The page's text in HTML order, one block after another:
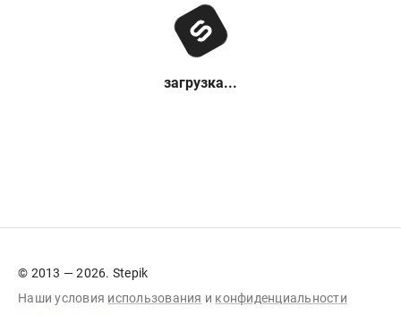
загрузка...
© 2013 — 2026. Stepik
Наши условия использования и конфиденциальности